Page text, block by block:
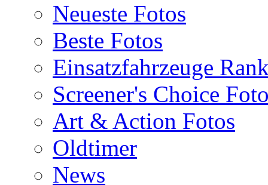
Neueste Fotos
Beste Fotos
Einsatzfahrzeuge
Screener's Choice
Art & Action Fotos
Oldtimer
News